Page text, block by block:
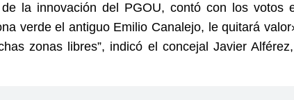
la innovación del PGOU, contó con los votos
verde el antiguo Emilio Canalejo, le quitará
zonas libres”, indicó el concejal Javier